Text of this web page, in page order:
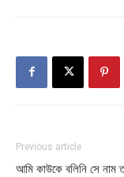
Previous article
আমি কাউকে বলিনি সে নাম